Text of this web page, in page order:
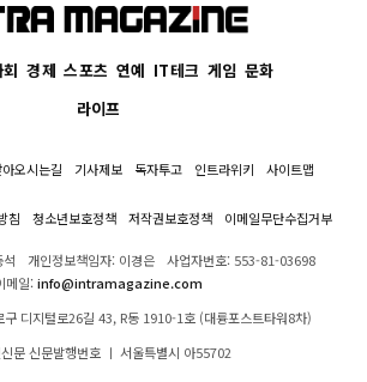
경제 스포츠 연예 IT테크 게임 문화
라이프
오시는길 기사제보 독자투고 인트라위키 사이트맵
침 청소년보호정책 저작권보호정책 이메일무단수집거부
개인정보책임자: 이경은
사업자번호: 553-81-03698
메일:info@intramagazine.com
구 디지털로26길 43, R동 1910-1호 (대륭포스트타워8차)
문 신문발행번호 ㅣ 서울특별시 아55702